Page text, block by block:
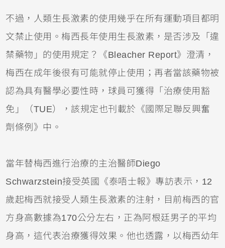
不過，人類生長激素的使用幾乎在所有運動項目都明
文禁止使用。梅西長年使用生長激素，是否涉及「違
禁藥物」的使用規定？《Bleacher Report》澄清，
梅西在成年後很有可能就停止使用；再者當該藥物被
認為具有醫學必要性時，球員可獲得「治療使用豁
免」（TUE），該規定也刊載於《國際足聯反興奮
劑條例》中。
當年替梅西進行治療的主治醫師Diego
Schwarzstein接受英國《泰唔士報》專訪表示，12
歲起梅西就接受人類生長激素的注射，目前梅西的官
方身高數據為170公分左右，正為阿根廷男子的平均
身高，這代表治療獲得效果。他也透露，以梅西幼年